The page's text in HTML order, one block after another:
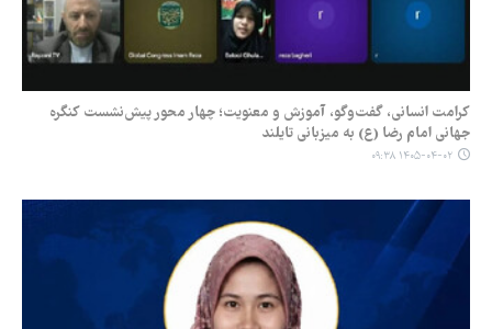
کرامت انسانی، گفت‌وگو، آموزش و معنویت؛ چهار محور پیش‌نشست کنگره
جهانی امام رضا (ع) به میزبانی تایلند
۱۴۰۵-۰۴-۰۲ ۰۹:۳۸